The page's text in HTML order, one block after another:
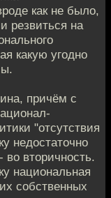
как не было,
резвиться на
какую угодно
причём с
"отсутствия
недостаточно
во вторичность.
национальная
собственных